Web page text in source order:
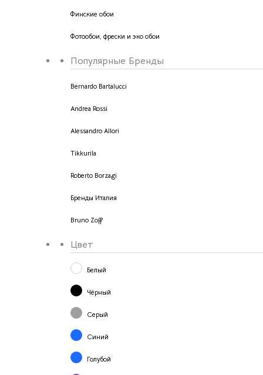
Финские обои
Фотообои, фрески и эко обои
Популярные Бренды
Bernardo Bartalucci
Andrea Rossi
Alessandro Allori
Tikkurila
Roberto Borzagi
Бренды Италия
Bruno Zoff
Цвет
Белый
Чёрный
Серый
Синий
Голубой